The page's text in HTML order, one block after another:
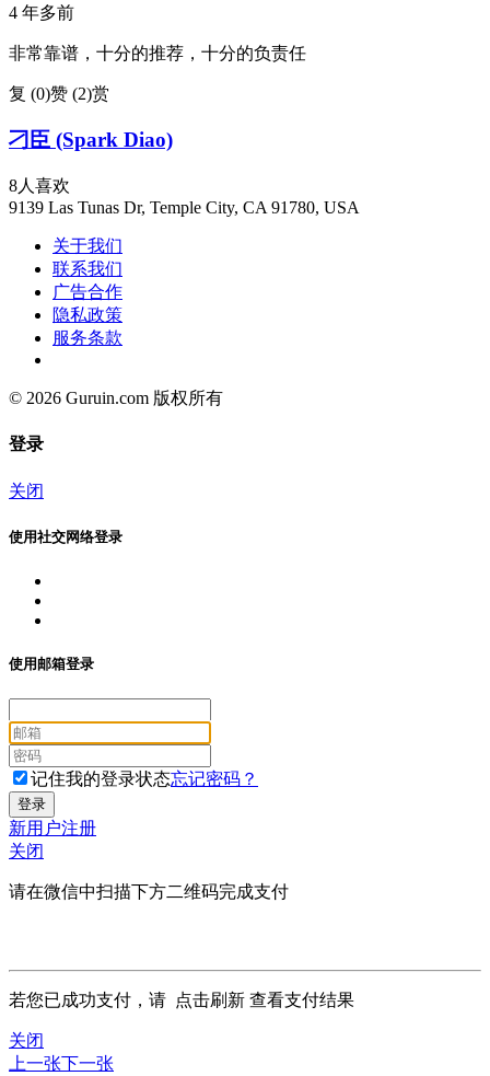
4 年多前
非常靠谱，十分的推荐，十分的负责任
复 (0)赞 (2)赏
刁臣 (Spark Diao)
8人喜欢
9139 Las Tunas Dr, Temple City, CA 91780, USA
关于我们
联系我们
广告合作
隐私政策
服务条款
© 2026 Guruin.com 版权所有
登录
关闭
使用社交网络登录
使用邮箱登录
记住我的登录状态忘记密码？
新用户注册
关闭
请在微信中扫描下方二维码完成支付
若您已成功支付，请 点击刷新 查看支付结果
关闭
上一张下一张